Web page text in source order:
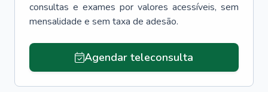
consultas e exames por valores acessíveis, sem
mensalidade e sem taxa de adesão.
Agendar teleconsulta